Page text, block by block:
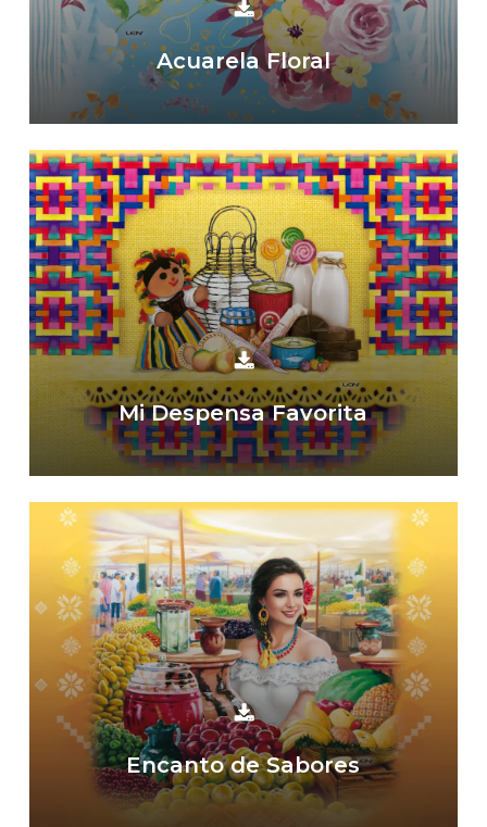
Acuarela Floral
Mi Despensa Favorita
Encanto de Sabores